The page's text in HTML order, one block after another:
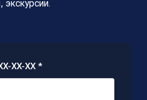
экскурсии.
XX-XX *